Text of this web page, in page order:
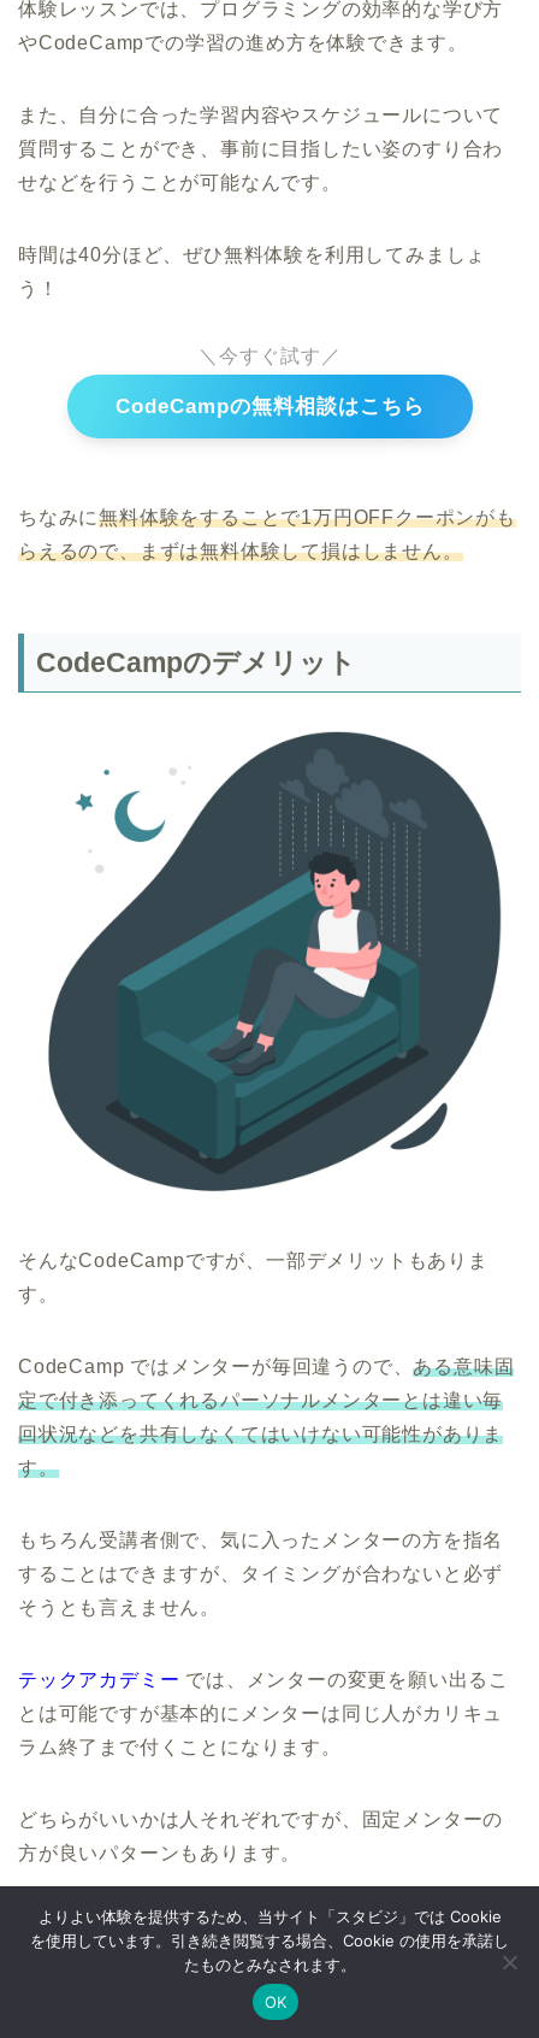
体験レッスンでは、プログラミングの効率的な学び方
やCodeCampでの学習の進め方を体験できます。
また、自分に合った学習内容やスケジュールについて
質問することができ、事前に目指したい姿のすり合わ
せなどを行うことが可能なんです。
時間は40分ほど、ぜひ無料体験を利用してみましょ
う！
＼今すぐ試す／
CodeCampの無料相談はこちら
ちなみに無料体験をすることで1万円OFFクーポンがも
らえるので、まずは無料体験して損はしません。
CodeCampのデメリット
そんなCodeCampですが、一部デメリットもありま
す。
CodeCamp ではメンターが毎回違うので、ある意味固
定で付き添ってくれるパーソナルメンターとは違い毎
回状況などを共有しなくてはいけない可能性がありま
す。
もちろん受講者側で、気に入ったメンターの方を指名
することはできますが、タイミングが合わないと必ず
そうとも言えません。
テックアカデミー では、メンターの変更を願い出るこ
とは可能ですが基本的にメンターは同じ人がカリキュ
ラム終了まで付くことになります。
どちらがいいかは人それぞれですが、固定メンターの
方が良いパターンもあります。
CodeCampの評判 まとめ
よりよい体験を提供するため、当サイト「スタビジ」では Cookie
を使用しています。引き続き閲覧する場合、Cookie の使用を承諾し
たものとみなされます。
OK